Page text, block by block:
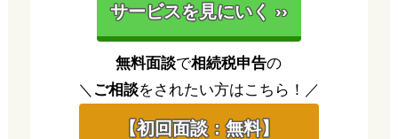
サービスを見にいく ››
無料面談で相続税申告の
＼ ご相談をされたい方はこちら！／
【初回面談：無料】